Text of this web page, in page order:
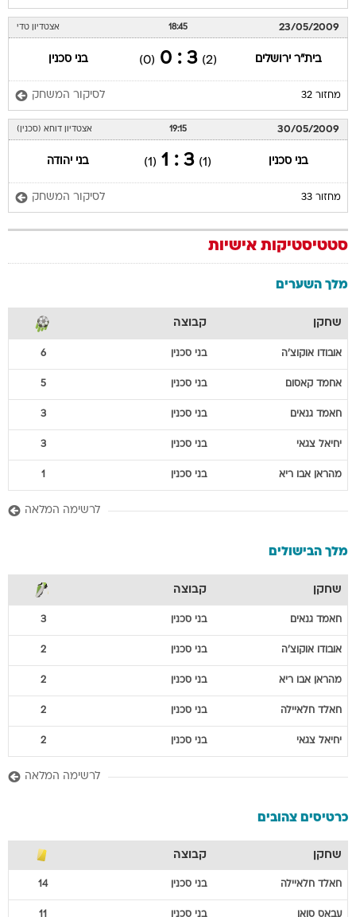
23/05/2009
18:45 אצטדיון טדי
בית"ר ירושלים (2)
3 : 0
(0) בני סכנין
מחזור 32 לסיקור המשחק
30/05/2009
19:15 אצטדיון דוחא (סכנין)
בני סכנין (1)
3 : 1
(1) בני יהודה
מחזור 33 לסיקור המשחק
סטטיסטיקות אישיות
מלך השערים
שחקן קבוצה
אובודו אוקוצ'ה בני סכנין 6
אחמד קאסום בני סכנין 5
חאמד גנאים בני סכנין 3
יחיאל צגאי בני סכנין 3
מהראן אבו ריא בני סכנין 1
לרשימה המלאה
מלך הבישולים
שחקן קבוצה
חאמד גנאים בני סכנין 3
אובודו אוקוצ'ה בני סכנין 2
מהראן אבו ריא בני סכנין 2
חאלד חלאיילה בני סכנין 2
יחיאל צגאי בני סכנין 2
לרשימה המלאה
כרטיסים צהובים
שחקן קבוצה
חאלד חלאיילה בני סכנין 14
עבאס סואן בני סכנין 11